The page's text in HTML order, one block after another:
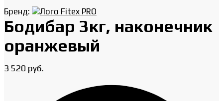
Бренд:
Бодибар 3кг, наконечник
оранжевый
3 520 руб.